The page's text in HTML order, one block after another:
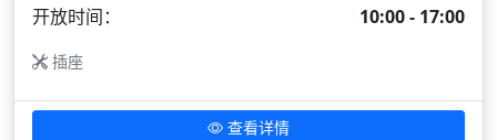
开放时间：
10:00 - 17:00
插座
查看详情